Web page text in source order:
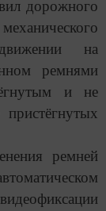
дорожного
на
ремнями
и не
ремней